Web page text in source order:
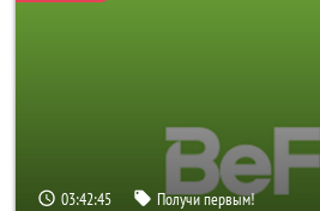
03:42:42 Получи первым!